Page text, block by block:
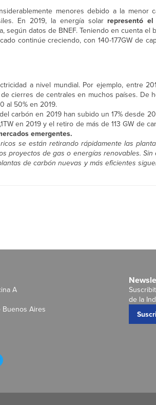
menores debido a la menor
En 2019, la energía solar representó
según datos de BNEF. Teniendo en cuenta el
continúe creciendo, con 140-177GW de
a nivel mundial. Por ejemplo, entre
cierres de centrales en muchos países. De
al 50% en 2019.
carbón en 2019 han subido un 17% desde
en 2019 y el retiro de más de 113 GW de
emergentes.
se están retirando rápidamente las
proyectos de gas o energías renovables. Sin
de carbón nuevas y más eficientes
A
Buenos Aires
de la